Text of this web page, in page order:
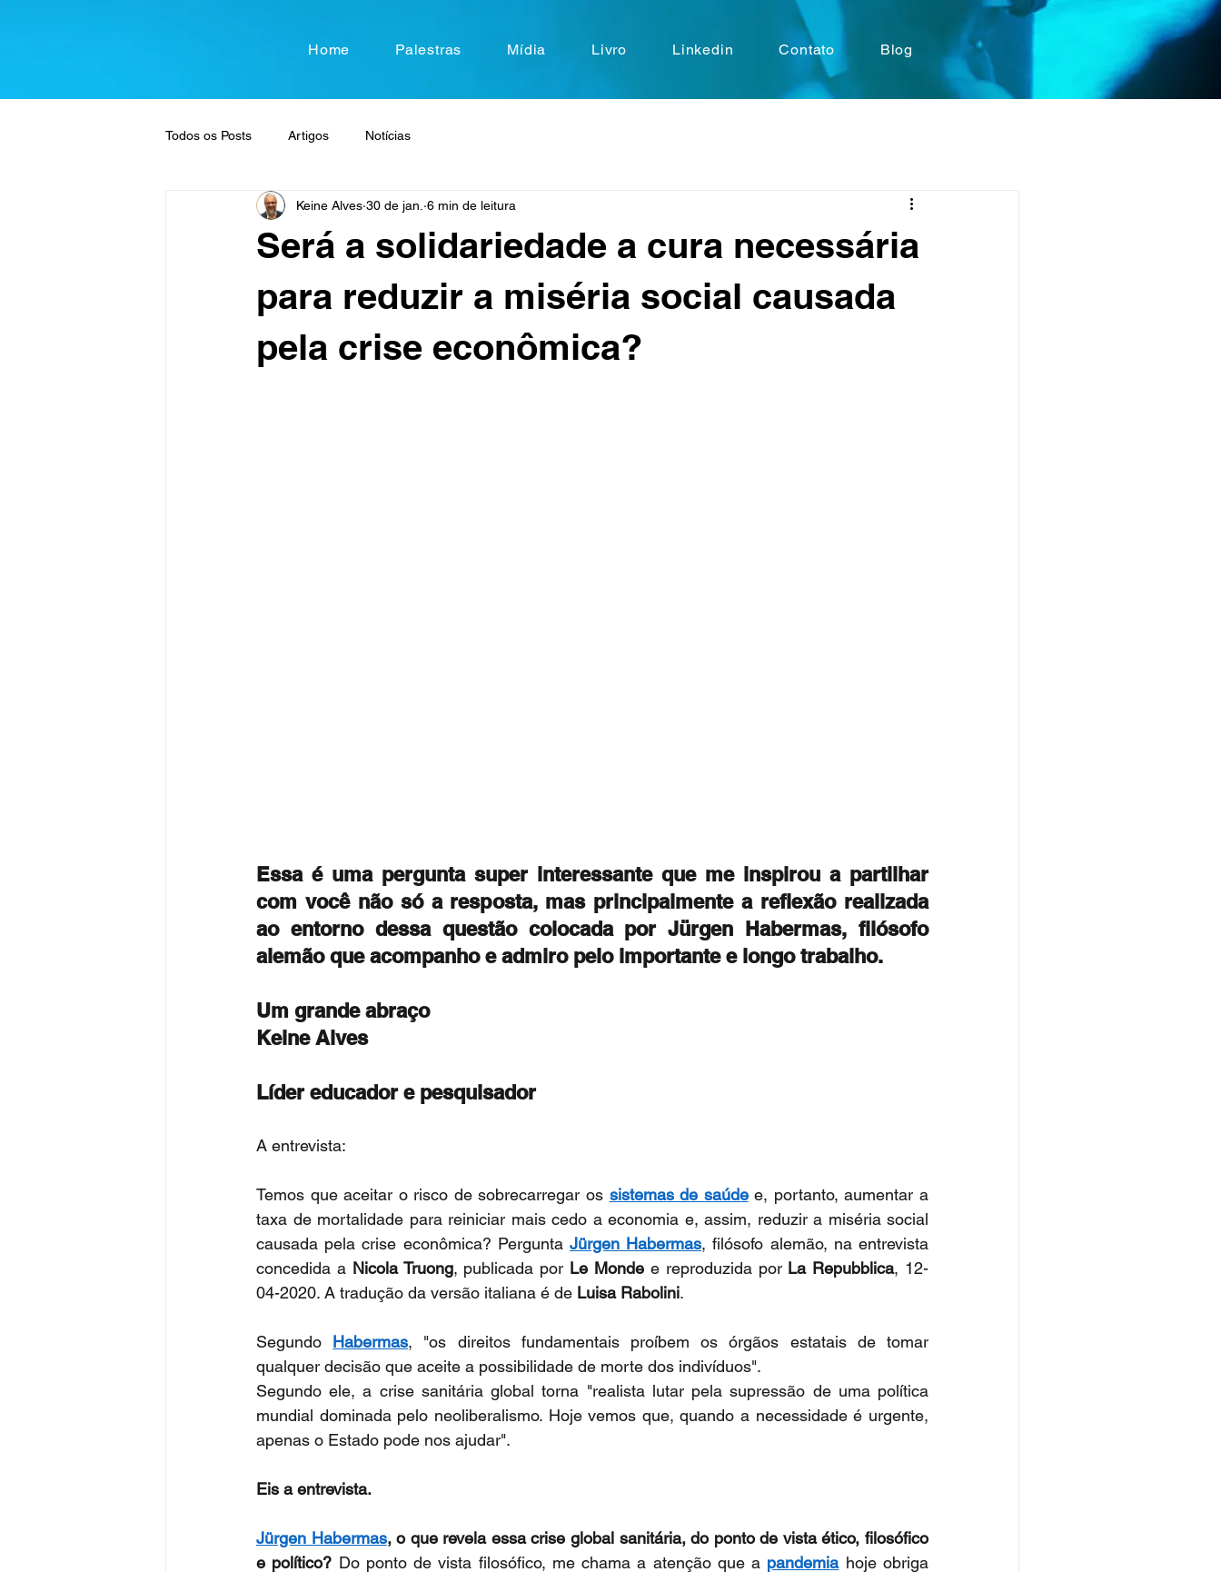
Home Palestras Mídia Livro Linkedin Contato Blog
Todos os Posts Artigos Notícias
Será a solidariedade a cura necessária
para reduzir a miséria social causada
pela crise econômica?
Keine Alves 30 de jan. 6 min de leitura
Essa é uma pergunta super interessante que me inspirou a partilhar
com você não só a resposta, mas principalmente a reflexão realizada
ao entorno dessa questão colocada por Jürgen Habermas, filósofo
alemão que acompanho e admiro pelo importante e longo trabalho.
Um grande abraço
Keine Alves
Líder educador e pesquisador
A entrevista:
Temos que aceitar o risco de sobrecarregar os sistemas de saúde e, portanto, aumentar a
taxa de mortalidade para reiniciar mais cedo a economia e, assim, reduzir a miséria social
causada pela crise econômica? Pergunta Jürgen Habermas, filósofo alemão, na entrevista
concedida a Nicola Truong, publicada por Le Monde e reproduzida por La Repubblica, 12-
04-2020. A tradução da versão italiana é de Luisa Rabolini.
Segundo Habermas, "os direitos fundamentais proíbem os órgãos estatais de tomar
qualquer decisão que aceite a possibilidade de morte dos indivíduos".
Segundo ele, a crise sanitária global torna "realista lutar pela supressão de uma política
mundial dominada pelo neoliberalismo. Hoje vemos que, quando a necessidade é urgente,
apenas o Estado pode nos ajudar".
Eis a entrevista.
Jürgen Habermas, o que revela essa crise global sanitária, do ponto de vista ético, filosófico
e político? Do ponto de vista filosófico, me chama a atenção que a pandemia hoje obriga